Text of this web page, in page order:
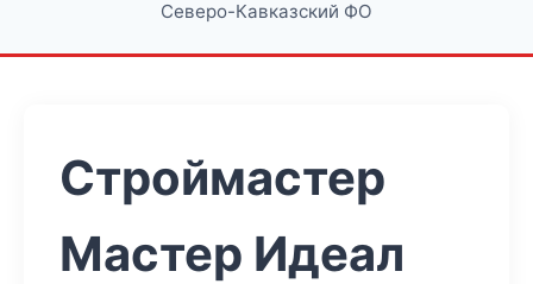
Северо-Кавказский ФО
Строймастер
Мастер Идеал